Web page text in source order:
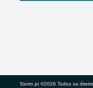
Siorto.pt ©2026 Todos os